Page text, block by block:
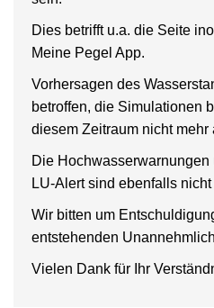
Dies betrifft u.a. die Seite
Meine Pegel App.
Vorhersagen des
betroffen, die Simulationen
diesem Zeitraum nicht
Die Hochwasserwarnungen
LU-Alert sind ebenfalls
Wir bitten um
entstehenden
Vielen Dank für Ihr